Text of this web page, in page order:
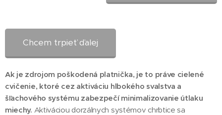
Chcem trpieť ďalej
Ak je zdrojom poškodená platnička, je to práve cielené
cvičenie, ktoré cez aktiváciu hlbokého svalstva a
šľachového systému zabezpečí minimalizovanie útlaku
miechy. Aktiváciou dorzálnych systémov chrbtice sa